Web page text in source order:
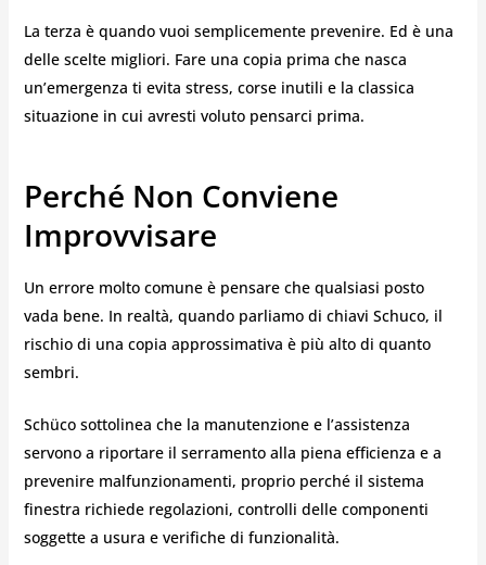
La terza è quando vuoi semplicemente prevenire. Ed è una
delle scelte migliori. Fare una copia prima che nasca
un’emergenza ti evita stress, corse inutili e la classica
situazione in cui avresti voluto pensarci prima.
Perché Non Conviene
Improvvisare
Un errore molto comune è pensare che qualsiasi posto
vada bene. In realtà, quando parliamo di chiavi Schuco, il
rischio di una copia approssimativa è più alto di quanto
sembri.
Schüco sottolinea che la manutenzione e l’assistenza
servono a riportare il serramento alla piena efficienza e a
prevenire malfunzionamenti, proprio perché il sistema
finestra richiede regolazioni, controlli delle componenti
soggette a usura e verifiche di funzionalità.